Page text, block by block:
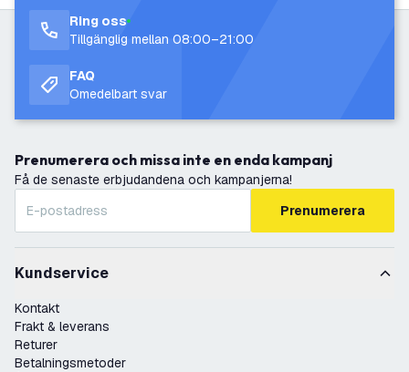
Ring oss
Tillgänglig mellan 08:00–21:00
FAQ
Omedelbart svar
Prenumerera och missa inte en enda kampanj
Få de senaste erbjudandena och kampanjerna!
Prenumerera
Kundservice
Kontakt
Frakt & leverans
Returer
Betalningsmetoder